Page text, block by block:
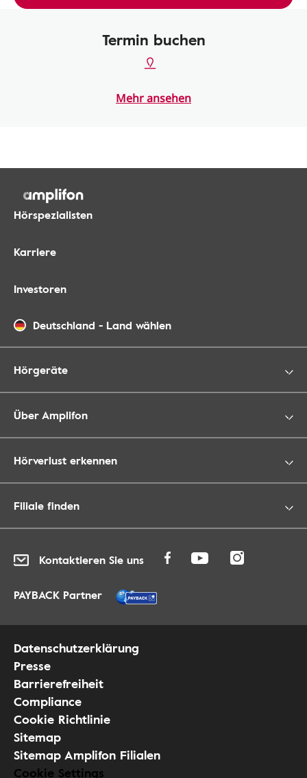
Termin buchen
Mehr ansehen
Hörspezialisten
Karriere
Investoren
Deutschland - Land wählen
Hörgeräte
Über Amplifon
Hörverlust erkennen
Filiale finden
Kontaktieren Sie uns
PAYBACK Partner
Datenschutzerklärung
Presse
Barrierefreiheit
Compliance
Cookie Richtlinie
Sitemap
Sitemap Amplifon Filialen
Cookie Settings